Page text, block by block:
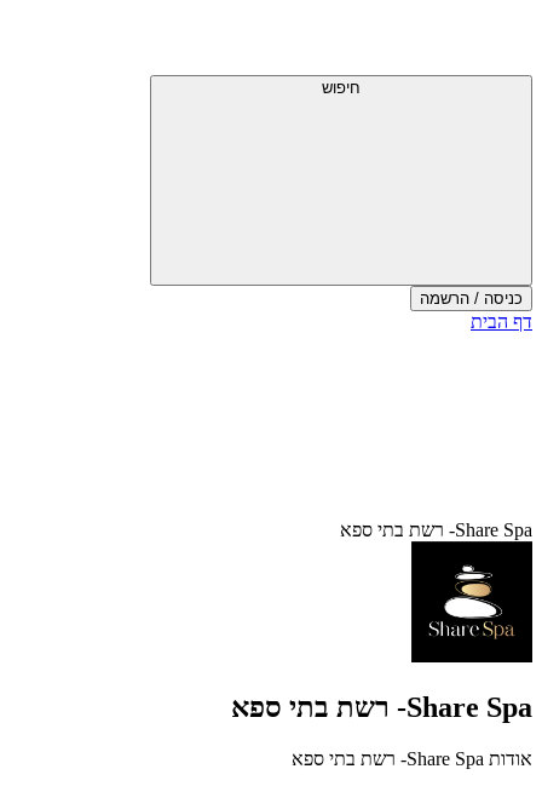
עליון
חיפוש
כניסה / הרשמה
סוף
דף הבית
Share Spa- רשת בתי ספא
Share Spa- רשת בתי ספא
אודות Share Spa- רשת בתי ספא